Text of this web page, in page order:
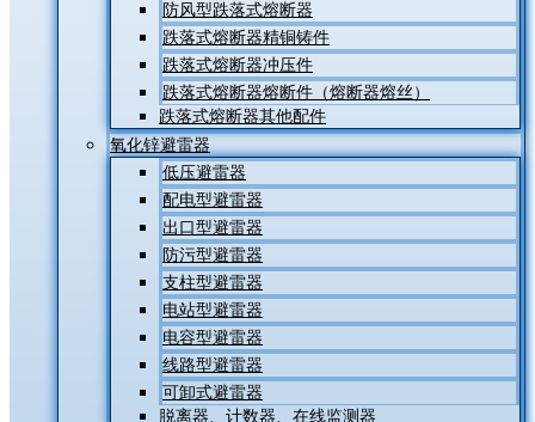
防风型跌落式熔断器
跌落式熔断器精铜铸件
跌落式熔断器冲压件
跌落式熔断器熔断件（熔断器熔丝）
跌落式熔断器其他配件
氧化锌避雷器
低压避雷器
配电型避雷器
出口型避雷器
防污型避雷器
支柱型避雷器
电站型避雷器
电容型避雷器
线路型避雷器
可卸式避雷器
脱离器、计数器、在线监测器